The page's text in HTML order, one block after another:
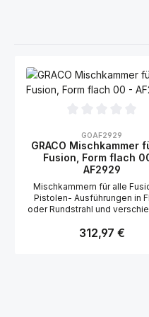
GOAF2929
GRACO Mischkammer
Fusion, Form flach
AF2929
Mischkammern für alle
Pistolen- Ausführungen in
oder Rundstrahl und
Regulärer Preis:
312,97 €